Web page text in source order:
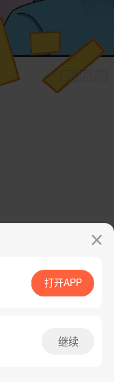
App免费看
打开APP
继续